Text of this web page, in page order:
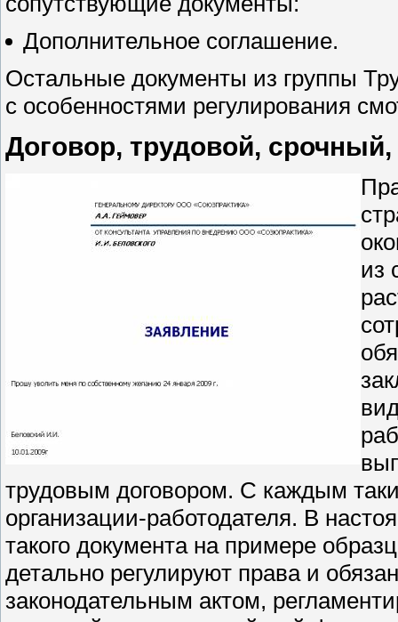
Дополнительное соглашение.
Остальные документы из группы
с особенностями регулирования
Договор, трудовой,
из
трудовым договором. С каждым
организации-работодателя. В
такого документа на примере
детально регулируют права и
законодательным актом,